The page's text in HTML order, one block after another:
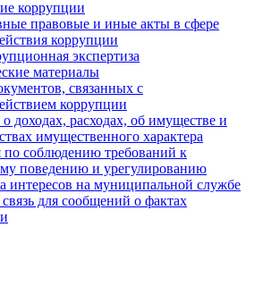
коррупции
правовые и иные акты в сфере
коррупции
экспертиза
материалы
связанных с
коррупции
доходах, расходах, об имуществе и
имущественного характера
по соблюдению требований к
поведению и урегулированию
интересов на муниципальной службе
для сообщений о фактах